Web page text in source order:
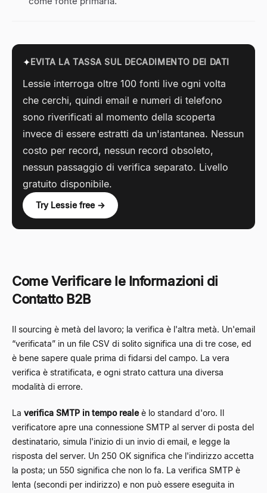
✦EVITA LA TASSA SUL DECADIMENTO DEI DATI
Lessie interroga oltre 100 fonti live ogni volta
che cerchi, quindi email e numeri di telefono
sono riverificati al momento della scoperta
invece di essere estratti da un'istantanea. Nessun
costo per record, nessun record obsoleto,
nessun passaggio di verifica separato. Livello
gratuito disponibile.
Try Lessie free →
Come Verificare le Informazioni di
Contatto B2B
Il sourcing è metà del lavoro; la verifica è l'altra metà. Un'email
“verificata” in un file CSV di solito significa una di tre cose, ed
è bene sapere quale prima di fidarsi del campo. La vera
verifica è stratificata, e ogni strato cattura una diversa
modalità di errore.
La verifica SMTP in tempo realeè lo standard d'oro. Il
verificatore apre una connessione SMTP al server di posta del
destinatario, simula l'inizio di un invio di email, e legge la
risposta del server. Un 250 OK significa che l'indirizzo accetta
la posta; un 550 significa che non lo fa. La verifica SMTP è
lenta (secondi per indirizzo) e non può essere eseguita in